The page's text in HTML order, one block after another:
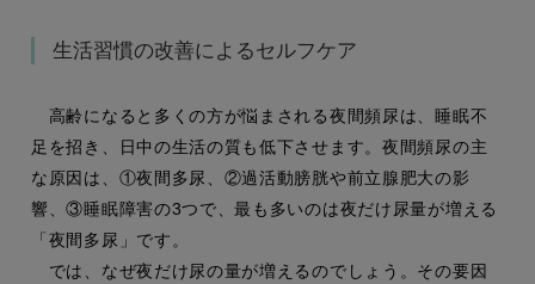
生活習慣の改善によるセルフケア
高齢になると多くの方が悩まされる夜間頻尿は、睡眠不
足を招き、日中の生活の質も低下させます。夜間頻尿の主
な原因は、①夜間多尿、②過活動膀胱や前立腺肥大の影
響、③睡眠障害の3つで、最も多いのは夜だけ尿量が増える
「夜間多尿」です。
では、なぜ夜だけ尿の量が増えるのでしょう。その要因